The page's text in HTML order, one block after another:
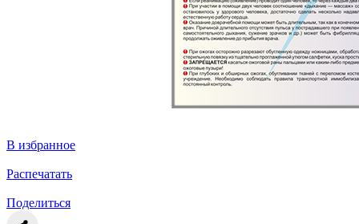
В избранное
Распечатать
Поделиться